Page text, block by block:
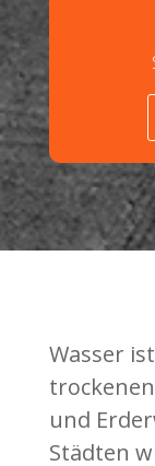
Wasser
und
Städten